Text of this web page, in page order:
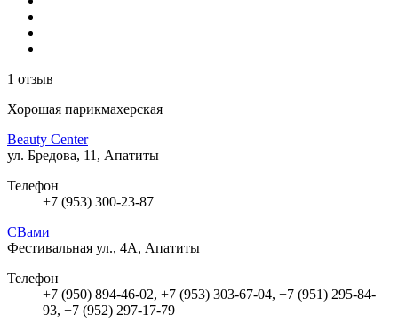
1 отзыв
Хорошая парикмахерская
Beauty Center
ул. Бредова, 11, Апатиты
Телефон
+7 (953) 300-23-87
СВами
Фестивальная ул., 4А, Апатиты
Телефон
+7 (950) 894-46-02, +7 (953) 303-67-04, +7 (951) 295-84-
93, +7 (952) 297-17-79